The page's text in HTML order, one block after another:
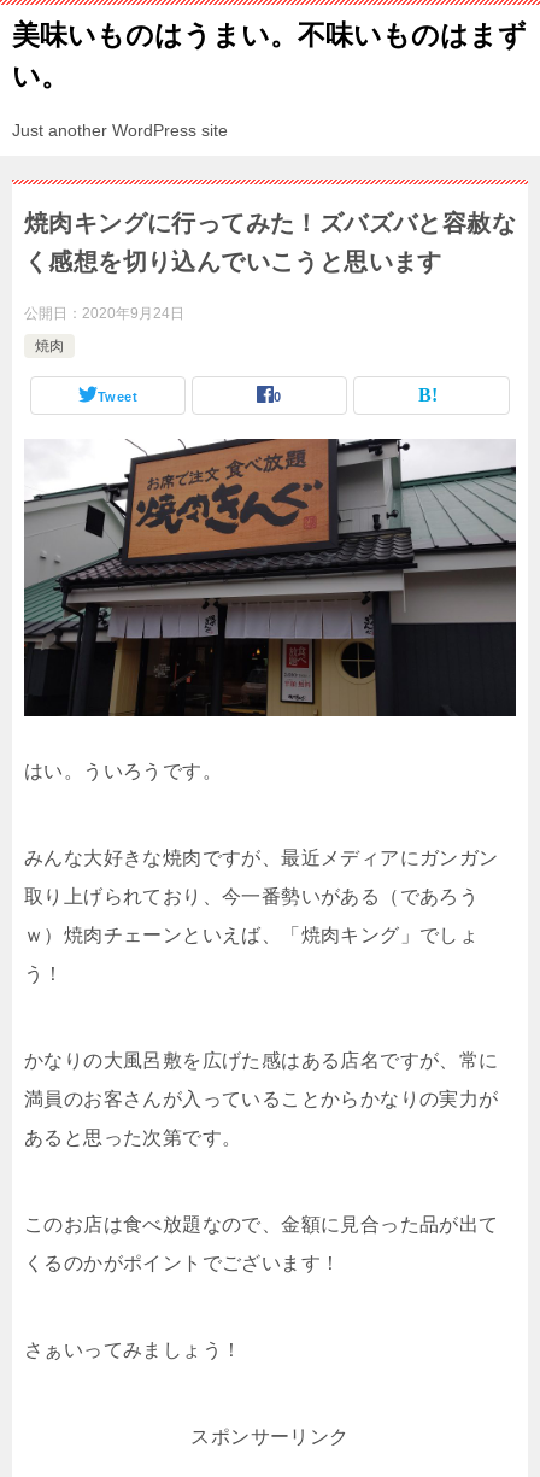
美味いものはうまい。不味いものはまず
い。
Just another WordPress site
焼肉キングに行ってみた！ズバズバと容赦な
く感想を切り込んでいこうと思います
公開日： 2020年9月24日
焼肉
Tweet 0
はい。ういろうです。
みんな大好きな焼肉ですが、最近メディアにガンガン
取り上げられており、今一番勢いがある（であろう
ｗ）焼肉チェーンといえば、「焼肉キング」でしょ
う！
かなりの大風呂敷を広げた感はある店名ですが、常に
満員のお客さんが入っていることからかなりの実力が
あると思った次第です。
このお店は食べ放題なので、金額に見合った品が出て
くるのかがポイントでございます！
さぁいってみましょう！
スポンサーリンク